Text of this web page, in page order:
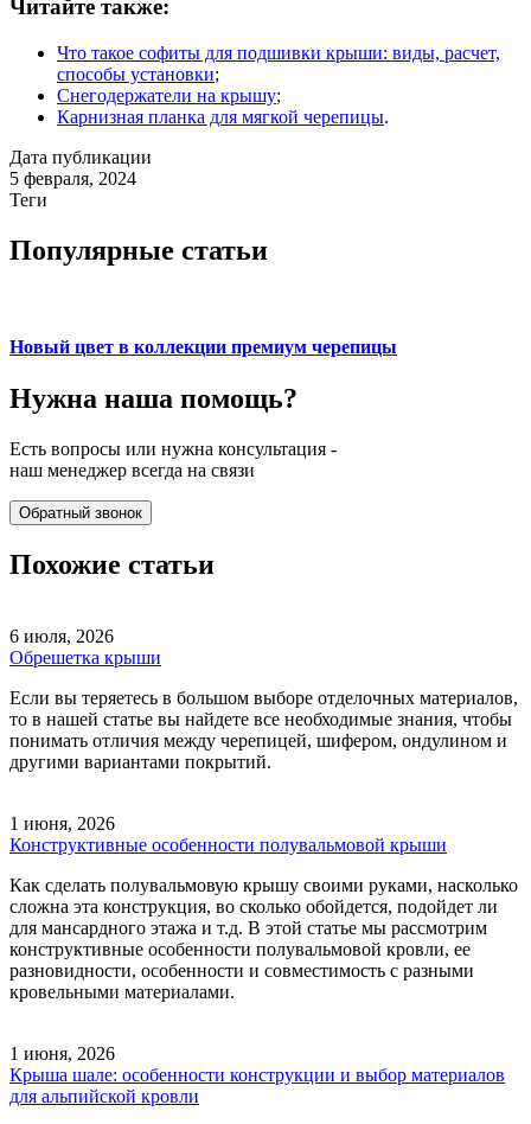
Читайте также:
Что такое софиты для подшивки крыши: виды, расчет,
способы установки;
Снегодержатели на крышу;
Карнизная планка для мягкой черепицы.
Дата публикации
5 февраля, 2024
Теги
Популярные статьи
Новый цвет в коллекции премиум черепицы
Нужна наша помощь?
Есть вопросы или нужна консультация -
наш менеджер всегда на связи
Обратный звонок
Похожие статьи
6 июля, 2026
Обрешетка крыши
Если вы теряетесь в большом выборе отделочных материалов,
то в нашей статье вы найдете все необходимые знания, чтобы
понимать отличия между черепицей, шифером, ондулином и
другими вариантами покрытий.
1 июня, 2026
Конструктивные особенности полувальмовой крыши
Как сделать полувальмовую крышу своими руками, насколько
сложна эта конструкция, во сколько обойдется, подойдет ли
для мансардного этажа и т.д. В этой статье мы рассмотрим
конструктивные особенности полувальмовой кровли, ее
разновидности, особенности и совместимость с разными
кровельными материалами.
1 июня, 2026
Крыша шале: особенности конструкции и выбор материалов
для альпийской кровли